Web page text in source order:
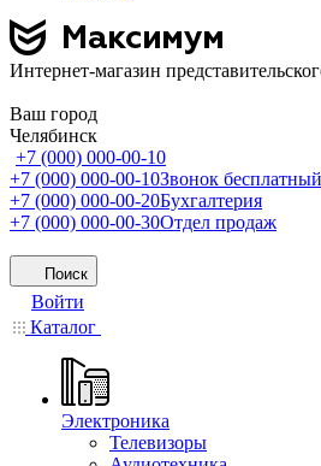
Интернет-магазин
Ваш город
Челябинск
+7 (000) 000-00-10
+7 (000) 000-00-10Звонок бесплатный
+7 (000) 000-00-20Бухгалтерия
+7 (000) 000-00-30Отдел продаж
Поиск
Войти
Каталог
Электроника
Телевизоры